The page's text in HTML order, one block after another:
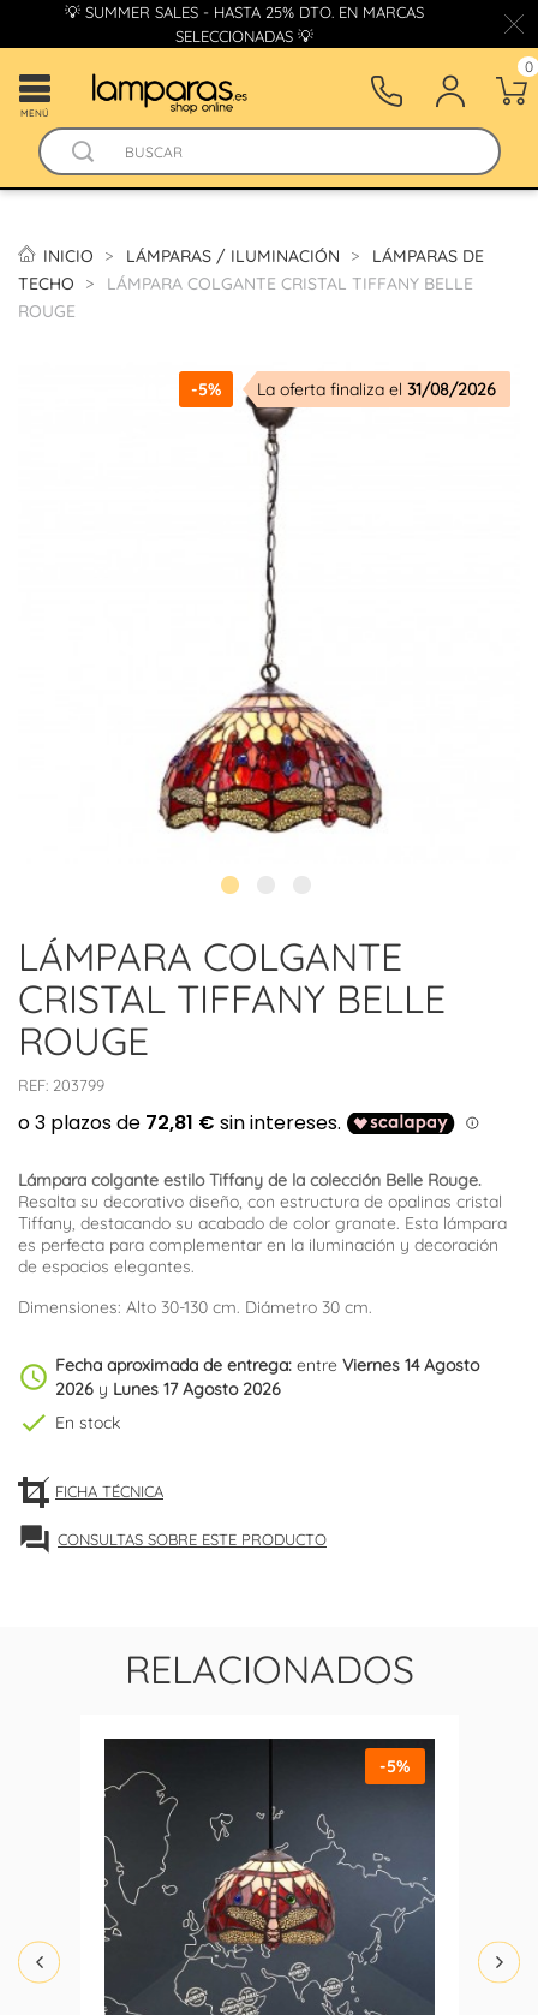
💡 SUMMER SALES - HASTA 25% DTO. EN MARCAS
SELECCIONADAS 💡
MENÚ
0
INICIO LÁMPARAS / ILUMINACIÓN
LÁMPARAS DE
TECHO
LÁMPARA COLGANTE CRISTAL TIFFANY BELLE
ROUGE
-5% La oferta finaliza el 31/08/2026
LÁMPARA COLGANTE
CRISTAL TIFFANY BELLE
ROUGE
REF: 203799
Lámpara colgante estilo Tiffany de la colección Belle Rouge.
Resalta su decorativo diseño, con estructura de opalinas cristal
Tiffany, destacando su acabado de color granate. Esta lámpara
es perfecta para complementar en la iluminación y decoración
de espacios elegantes.
Dimensiones: Alto 30-130 cm. Diámetro 30 cm.
schedule Fecha aproximada de entrega: entre Viernes 14 Agosto
2026 y Lunes 17 Agosto 2026
check En stock
FICHA TÉCNICA
forum CONSULTAS SOBRE ESTE PRODUCTO
RELACIONADOS
-5%